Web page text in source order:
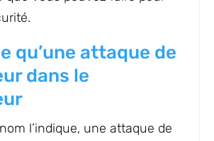
qu’une attaque de
dans le
l’indique, une attaque de